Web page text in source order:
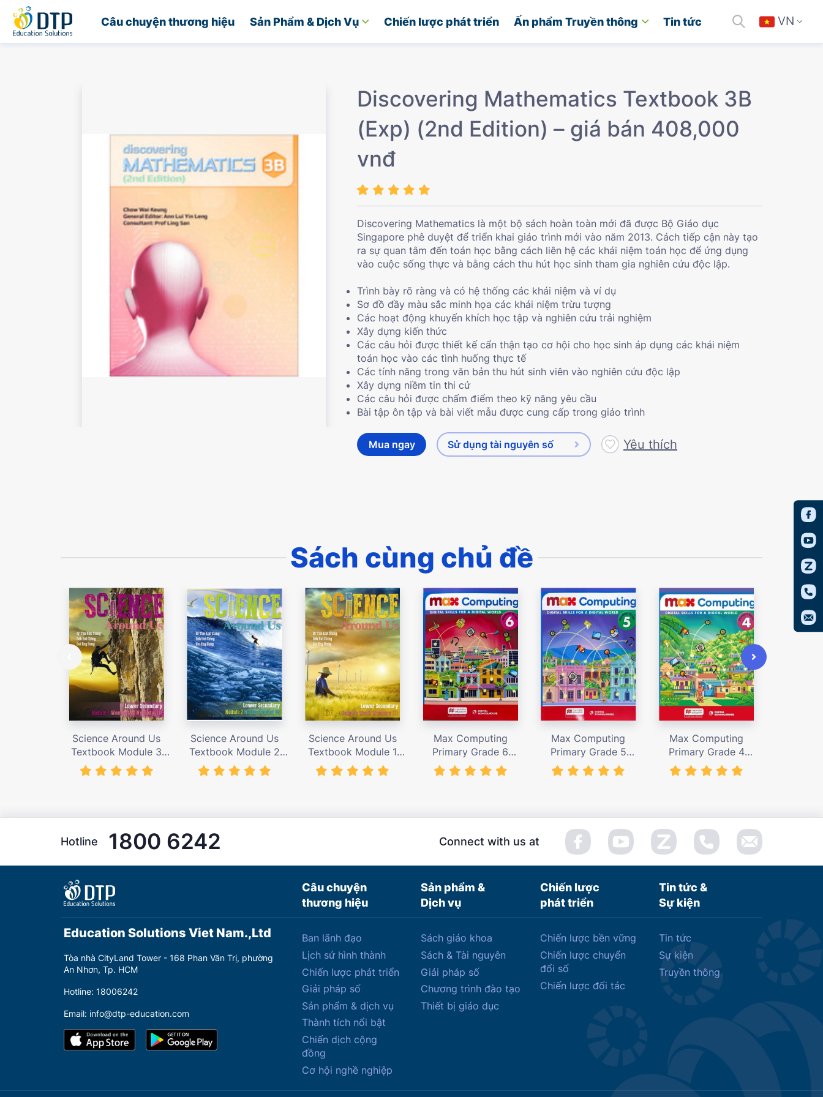
Câu chuyện thương hiệu Sản Phẩm & Dịch Vụ Chiến lược phát triển Ấn phẩm Truyền thông Tin tức VN
Trang chủ
Discovering Mathematics Textbook 3B
(Exp) (2nd Edition) – giá bán 408,000
vnđ
Discovering Mathematics là một bộ sách hoàn toàn mới đã được Bộ Giáo dục
Singapore phê duyệt để triển khai giáo trình mới vào năm 2013. Cách tiếp cận này tạo
ra sự quan tâm đến toán học bằng cách liên hệ các khái niệm toán học để ứng dụng
vào cuộc sống thực và bằng cách thu hút học sinh tham gia nghiên cứu độc lập.
Trình bày rõ ràng và có hệ thống các khái niệm và ví dụ
Sơ đồ đầy màu sắc minh họa các khái niệm trừu tượng
Các hoạt động khuyến khích học tập và nghiên cứu trải nghiệm
Xây dựng kiến ​​thức
Các câu hỏi được thiết kế cẩn thận tạo cơ hội cho học sinh áp dụng các khái niệm
toán học vào các tình huống thực tế
Các tính năng trong văn bản thu hút sinh viên vào nghiên cứu độc lập
Xây dựng niềm tin thi cử
Các câu hỏi được chấm điểm theo kỹ năng yêu cầu
Bài tập ôn tập và bài viết mẫu được cung cấp trong giáo trình
Mua ngay Sử dụng tài nguyên số Yêu thích
Sách cùng chủ đề
Science Around Us
Textbook Module 3
(N.T.) – giá bán 155,000
vnđ
Science Around Us
Textbook Module 2
(N.T.) – giá bán 155,000
vnđ
Science Around Us
Textbook Module 1
(N.T.) – giá bán 155,000
vnđ
Max Computing
Primary Grade 6
Student’s Book – giá
bán 367,000 vnđ
Max Computing
Primary Grade 5
Student’s Book – giá
bán 367,000 vnđ
Max Computing
Primary Grade 4
Student’s Book – giá
bán 367,000 vnđ
Hotline 1800 6242 Connect with us at
Câu chuyện
thương hiệu
Sản phẩm &
Dịch vụ
Chiến lược
phát triển
Tin tức &
Sự kiện
Education Solutions Viet Nam.,Ltd
Tòa nhà CityLand Tower - 168 Phan Văn Trị, phường
An Nhơn, Tp. HCM
Hotline: 18006242
Email: info@dtp-education.com
Ban lãnh đạo
Lịch sử hình thành
Chiến lược phát triển
Giải pháp số
Sản phẩm & dịch vụ
Thành tích nổi bật
Chiến dịch cộng
đồng
Cơ hội nghề nghiệp
Sách giáo khoa
Sách & Tài nguyên
Giải pháp số
Chương trình đào tạo
Thiết bị giáo dục
Chiến lược bền vững
Chiến lược chuyển
đổi số
Chiến lược đối tác
Tin tức
Sự kiện
Truyền thông